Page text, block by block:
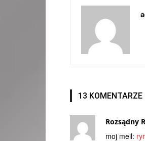
13 KOMENTARZE
Rozsądny
moj meil: